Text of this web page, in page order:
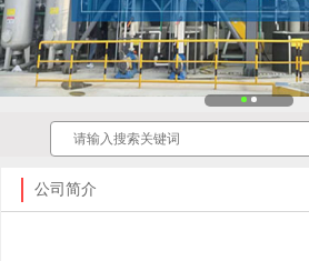
公司简介